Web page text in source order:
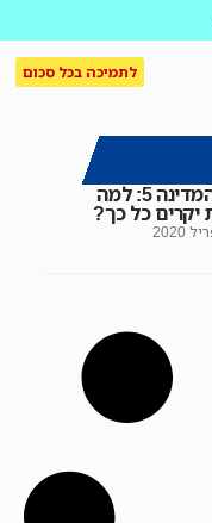
לתמיכה בכל סכום
חוזרים למבקר המדינה 5: למה
יקרים כל כך?